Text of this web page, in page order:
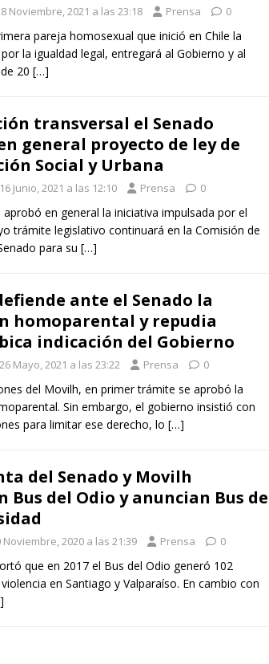
Noviembre, 2021 a las 23:18 Prensa 0
pareja homosexual que inició en Chile la
la igualdad legal, entregará al Gobierno y al
20 […]
transversal el Senado
general proyecto de ley de
Social y Urbana
Junio, 2021 a las 12:10 Prensa 0
aprobó en general la iniciativa impulsada por el
trámite legislativo continuará en la Comisión de
para su […]
ante el Senado la
homoparental y repudia
indicación del Gobierno
Mayo, 2021 a las 23:22 Prensa 0
del Movilh, en primer trámite se aprobó la
Sin embargo, el gobierno insistió con
para limitar ese derecho, lo […]
del Senado y Movilh
Bus del Odio y anuncian Bus de
2020 a las 21:39 Prensa 0
que en 2017 el Bus del Odio generó 102
en Santiago y Valparaíso. En cambio con